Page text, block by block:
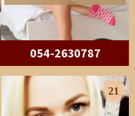
054-2630787
21